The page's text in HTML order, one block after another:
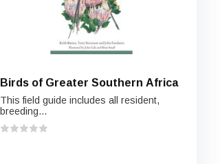
Birds of Greater Southern Africa
This field guide includes all resident,
breeding...